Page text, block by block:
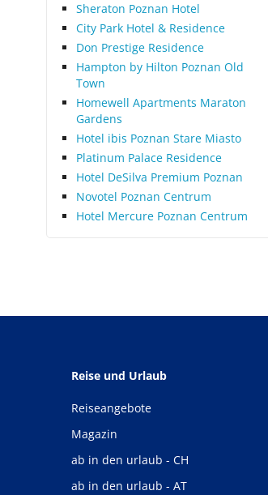
Sheraton Poznan Hotel
City Park Hotel & Residence
Don Prestige Residence
Hampton by Hilton Poznan Old
Town
Homewell Apartments Maraton
Gardens
Hotel ibis Poznan Stare Miasto
Platinum Palace Residence
Hotel DeSilva Premium Poznan
Novotel Poznan Centrum
Hotel Mercure Poznan Centrum
Reise und Urlaub
Reiseangebote
Magazin
ab in den urlaub - CH
ab in den urlaub - AT